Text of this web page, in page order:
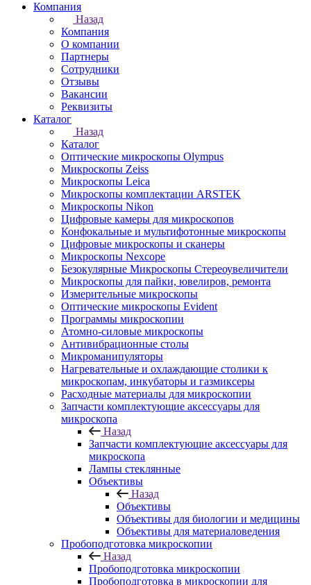
Компания
Назад
Компания
О компании
Партнеры
Сотрудники
Отзывы
Вакансии
Реквизиты
Каталог
Назад
Каталог
Оптические микроскопы Olympus
Микроскопы Zeiss
Микроскопы Leica
Микроскопы комплектации ARSTEK
Микроскопы Nikon
Цифровые камеры для микроскопов
Конфокальные и мультифотонные микроскопы
Цифровые микроскопы и сканеры
Микроскопы Nexcope
Безокулярные Микроскопы Стереоувеличители
Микроскопы для пайки, ювелиров, ремонта
Измерительные микроскопы
Оптические микроскопы Evident
Программы микроскопии
Атомно-силовые микроскопы
Антивибрационные столы
Микроманипуляторы
Нагревательные и охлаждающие столики к
микроскопам, инкубаторы и газмиксеры
Расходные материалы для микроскопии
Запчасти комплектующие аксессуары для
микроскопа
Назад
Запчасти комплектующие аксессуары для
микроскопа
Лампы стеклянные
Объективы
Назад
Объективы
Объективы для биологии и медицины
Объективы для материаловедения
Пробоподготовка микроскопии
Назад
Пробоподготовка микроскопии
Пробоподготовка в микроскопии для